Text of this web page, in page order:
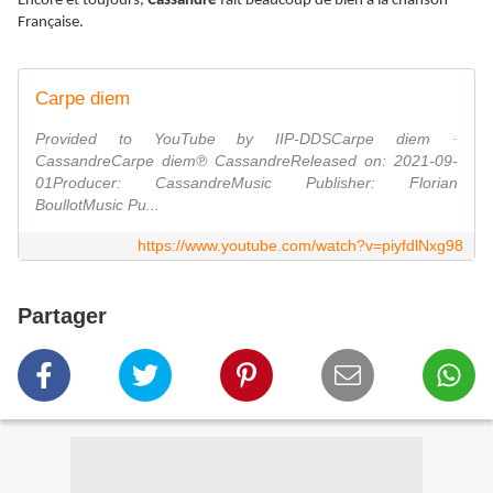
Française.
Carpe diem
Provided to YouTube by IIP-DDSCarpe diem ·
CassandreCarpe diem℗ CassandreReleased on: 2021-09-
01Producer: CassandreMusic Publisher: Florian
BoullotMusic Pu...
https://www.youtube.com/watch?v=piyfdlNxg98
Partager